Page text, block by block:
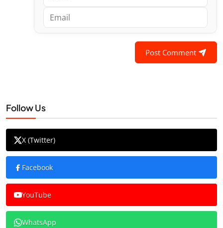
Post Comment
Follow Us
X (Twitter)
Facebook
YouTube
WhatsApp